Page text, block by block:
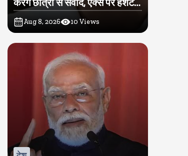
करेंगे छात्रों से संवाद, एक्स पर हैशटैग
चलाया
Aug 8, 2026 10 Views